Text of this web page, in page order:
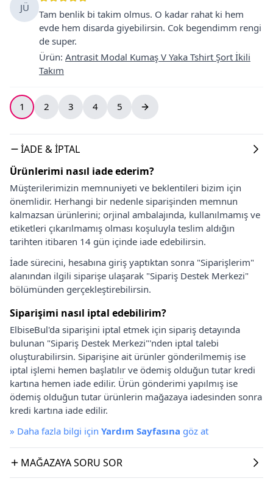
JÜ
Tam benlik bi takim olmus. O kadar rahat ki hem
evde hem disarda giyebilirsin. Cok begendimm rengi
de super.
Ürün: Antrasit Modal Kumaş V Yaka Tshirt Şort İkili
Takım
1 2 3 4 5
İADE & İPTAL
Ürünlerimi nasıl iade ederim?
Müşterilerimizin memnuniyeti ve beklentileri bizim için
önemlidir. Herhangi bir nedenle siparişinden memnun
kalmazsan ürünlerini; orjinal ambalajında, kullanılmamış ve
etiketleri çıkarılmamış olması koşuluyla teslim aldığın
tarihten itibaren 14 gün içinde iade edebilirsin.
İade sürecini, hesabına giriş yaptıktan sonra "Siparişlerim"
alanından ilgili siparişe ulaşarak "Sipariş Destek Merkezi"
bölümünden gerçekleştirebilirsin.
Siparişimi nasıl iptal edebilirim?
ElbiseBul'da siparişini iptal etmek için sipariş detayında
bulunan "Sipariş Destek Merkezi"'nden iptal talebi
oluşturabilirsin. Siparişine ait ürünler gönderilmemiş ise
iptal işlemi hemen başlatılır ve ödemiş olduğun tutar kredi
kartına hemen iade edilir. Ürün gönderimi yapılmış ise
ödemiş olduğun tutar ürünlerin mağazaya iadesinden sonra
kredi kartına iade edilir.
» Daha fazla bilgi için Yardım Sayfasına göz at
MAĞAZAYA SORU SOR